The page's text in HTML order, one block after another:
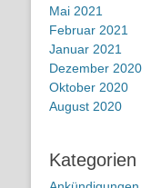
Mai 2021
Februar 2021
Januar 2021
Dezember 2020
Oktober 2020
August 2020
Kategorien